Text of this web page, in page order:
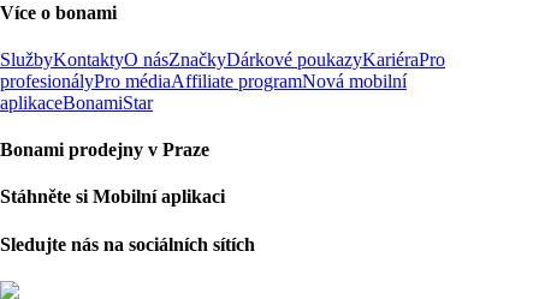
Více o bonami
SlužbyKontaktyO násZnačkyDárkové poukazyKariéraPro
profesionályPro médiaAffiliate programNová mobilní
aplikaceBonamiStar
Bonami prodejny v Praze
Stáhněte si Mobilní aplikaci
Sledujte nás na sociálních sítích